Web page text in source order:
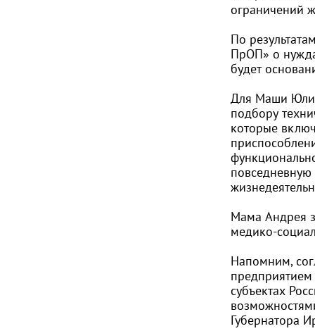
ограничений
По
ПрОП» о
будет
Для Маши
подбору
которые
Мама Андрея
медико-
Напомним,
субъектах
Губернатора